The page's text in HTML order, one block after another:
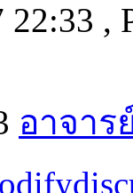
22:33 ,
อาจาร